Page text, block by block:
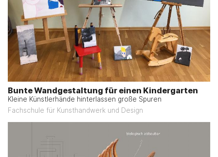
Bunte Wandgestaltung für einen Kindergarten
Kleine Künstlerhände hinterlassen große Spuren
Fachschule für Kunsthandwerk und Design